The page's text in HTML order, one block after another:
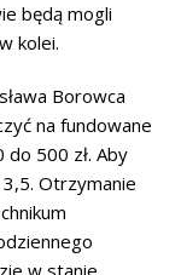
będą mogli
kolei.
Borowca
na fundowane
500 zł. Aby
Otrzymanie
w stanie